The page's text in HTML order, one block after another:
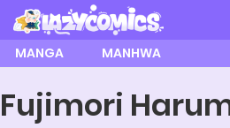
MANGA MANHWA
Fujimori